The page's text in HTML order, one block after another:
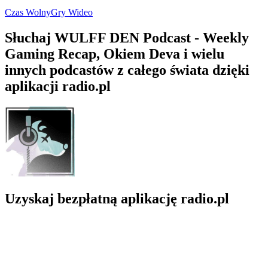
Czas WolnyGry Wideo
Słuchaj WULFF DEN Podcast - Weekly
Gaming Recap, Okiem Deva i wielu
innych podcastów z całego świata dzięki
aplikacji radio.pl
Uzyskaj bezpłatną aplikację radio.pl